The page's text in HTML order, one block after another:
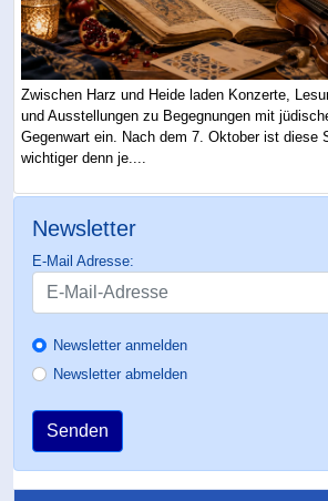
Zwischen Harz und Heide laden Konzerte,
und Ausstellungen zu Begegnungen mit
Gegenwart ein. Nach dem 7. Oktober ist diese
wichtiger denn je....
Newsletter
E-Mail Adresse:
Newsletter anmelden
Newsletter abmelden
Senden